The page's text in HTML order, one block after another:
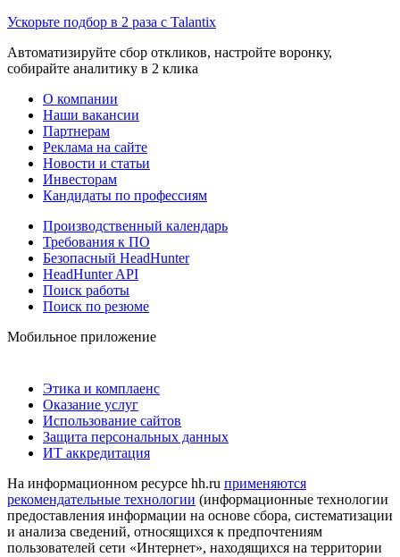
Ускорьте подбор в 2 раза с Talantix
Автоматизируйте сбор откликов, настройте воронку,
собирайте аналитику в 2 клика
О компании
Наши вакансии
Партнерам
Реклама на сайте
Новости и статьи
Инвесторам
Кандидаты по профессиям
Производственный календарь
Требования к ПО
Безопасный HeadHunter
HeadHunter API
Поиск работы
Поиск по резюме
Мобильное приложение
Этика и комплаенс
Оказание услуг
Использование сайтов
Защита персональных данных
ИТ аккредитация
На информационном ресурсе hh.ru применяются
рекомендательные технологии (информационные технологии
предоставления информации на основе сбора, систематизации
и анализа сведений, относящихся к предпочтениям
пользователей сети «Интернет», находящихся на территории